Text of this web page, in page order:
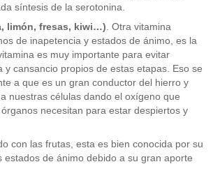
síntesis de la serotonina.
limón, fresas, kiwi…). Otra vitamina
de inapetencia y estados de ánimo, es la
es muy importante para evitar
y cansancio propios de estas etapas. Eso se
a que es un gran conductor del hierro y
nuestras células dando el oxígeno que
necesitan para estar despiertos y
con las frutas, esta es bien conocida por su
estados de ánimo debido a su gran aporte